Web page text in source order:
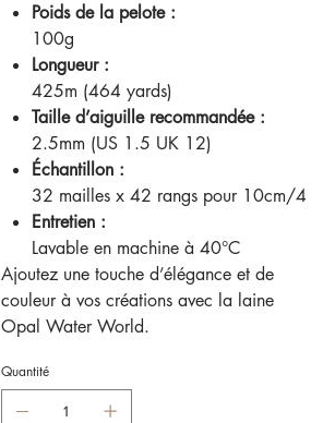
Poids de la pelote :
100g
Longueur :
425m (464 yards)
Taille d’aiguille recommandée :
2.5mm (US 1.5 UK 12)
Échantillon :
32 mailles x 42 rangs pour 10cm/4
Entretien :
Lavable en machine à 40°C
Ajoutez une touche d’élégance et de
couleur à vos créations avec la laine
Opal Water World.
Quantité